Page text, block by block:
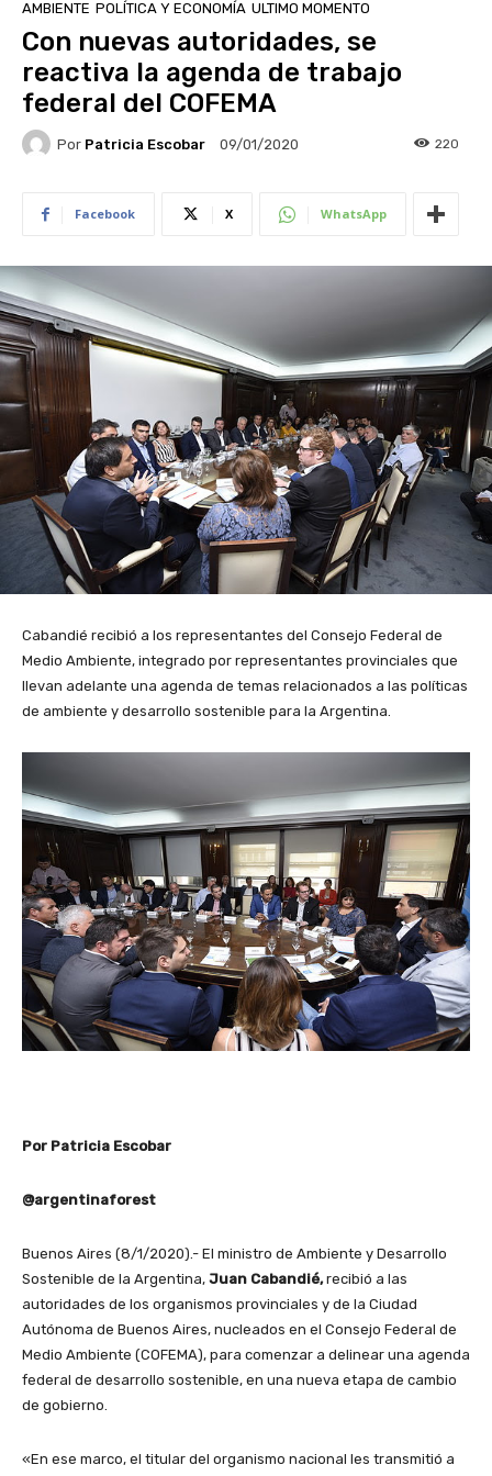
AMBIENTE POLÍTICA Y ECONOMÍA ULTIMO MOMENTO
Con nuevas autoridades, se
reactiva la agenda de trabajo
federal del COFEMA
Por Patricia Escobar 09/01/2020 220
Facebook X WhatsApp
Cabandié recibió a los representantes del Consejo Federal de
Medio Ambiente, integrado por representantes provinciales que
llevan adelante una agenda de temas relacionados a las políticas
de ambiente y desarrollo sostenible para la Argentina.
Por Patricia Escobar
@argentinaforest
Buenos Aires (8/1/2020).- El ministro de Ambiente y Desarrollo
Sostenible de la Argentina, Juan Cabandié,recibió a las
autoridades de los organismos provinciales y de la Ciudad
Autónoma de Buenos Aires, nucleados en el Consejo Federal de
Medio Ambiente (COFEMA), para comenzar a delinear una agenda
federal de desarrollo sostenible, en una nueva etapa de cambio
de gobierno.
«En ese marco, el titular del organismo nacional les transmitió a